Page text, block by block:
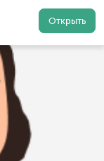
Открыть
Повара у